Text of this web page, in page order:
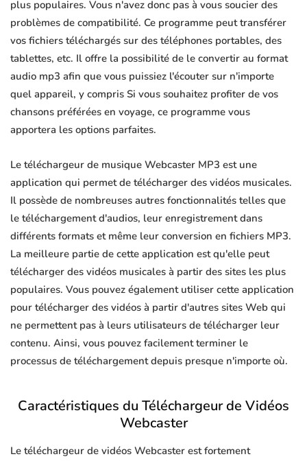
plus populaires. Vous n'avez donc pas à vous soucier des
problèmes de compatibilité. Ce programme peut transférer
vos fichiers téléchargés sur des téléphones portables, des
tablettes, etc. Il offre la possibilité de le convertir au format
audio mp3 afin que vous puissiez l'écouter sur n'importe
quel appareil, y compris Si vous souhaitez profiter de vos
chansons préférées en voyage, ce programme vous
apportera les options parfaites.
Le téléchargeur de musique Webcaster MP3 est une
application qui permet de télécharger des vidéos musicales.
Il possède de nombreuses autres fonctionnalités telles que
le téléchargement d'audios, leur enregistrement dans
différents formats et même leur conversion en fichiers MP3.
La meilleure partie de cette application est qu'elle peut
télécharger des vidéos musicales à partir des sites les plus
populaires. Vous pouvez également utiliser cette application
pour télécharger des vidéos à partir d'autres sites Web qui
ne permettent pas à leurs utilisateurs de télécharger leur
contenu. Ainsi, vous pouvez facilement terminer le
processus de téléchargement depuis presque n'importe où.
Caractéristiques du Téléchargeur de Vidéos
Webcaster
Le téléchargeur de vidéos Webcaster est fortement